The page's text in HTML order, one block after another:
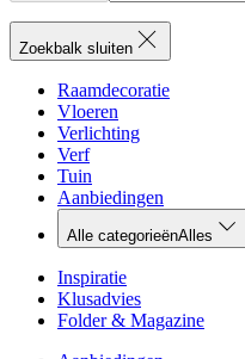
Zoekbalk sluiten
Raamdecoratie
Vloeren
Verlichting
Verf
Tuin
Aanbiedingen
Alle categorieënAlles
Inspiratie
Klusadvies
Folder & Magazine